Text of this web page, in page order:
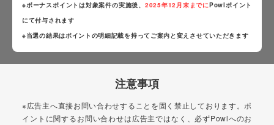
※ボーナスポイントは対象案件の実施後、 2025年12月末までにPowlポイント
にて付与されます
※当選の結果はポイントの明細記載を持ってご案内と変えさせていただきます
注意事項
※広告主へ直接お問い合わせすることを固く禁止しております。ポ
イントに関するお問い合わせは広告主ではなく、必ずPowlへのお